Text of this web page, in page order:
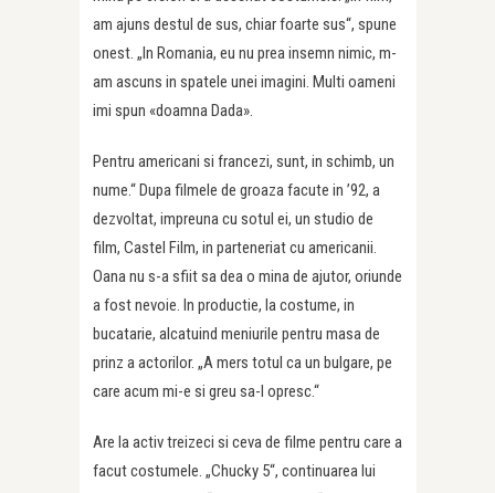
am ajuns destul de sus, chiar foarte sus“, spune
onest. „In Romania, eu nu prea insemn nimic, m-
am ascuns in spatele unei imagini. Multi oameni
imi spun «doamna Dada».
Pentru americani si francezi, sunt, in schimb, un
nume.“ Dupa filmele de groaza facute in ’92, a
dezvoltat, impreuna cu sotul ei, un studio de
film, Castel Film, in parteneriat cu americanii.
Oana nu s-a sfiit sa dea o mina de ajutor, oriunde
a fost nevoie. In productie, la costume, in
bucatarie, alcatuind meniurile pentru masa de
prinz a actorilor. „A mers totul ca un bulgare, pe
care acum mi-e si greu sa-l opresc.“
Are la activ treizeci si ceva de filme pentru care a
facut costumele. „Chucky 5“, continuarea lui